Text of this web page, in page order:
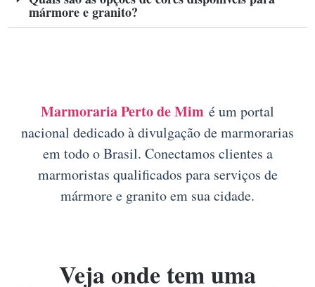
mármore e granito?
Marmoraria Perto de Mim é um portal
nacional dedicado à divulgação de marmorarias
em todo o Brasil. Conectamos clientes a
marmoristas qualificados para serviços de
mármore e granito em sua cidade.
Veja onde tem uma